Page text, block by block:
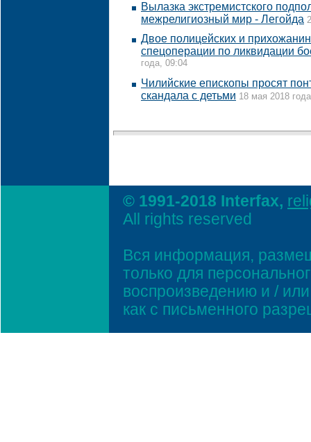
Вылазка экстремистского
межрелигиозный мир - Легойда
Двое полицейских и
спецоперации по ликвидации
года, 09:04
Чилийские епископы просят
скандала с детьми 18 мая 2018
© 1991-2018 Interfax,
All rights reserved
Вся информация,
только для
воспроизведению и /
как с письменного